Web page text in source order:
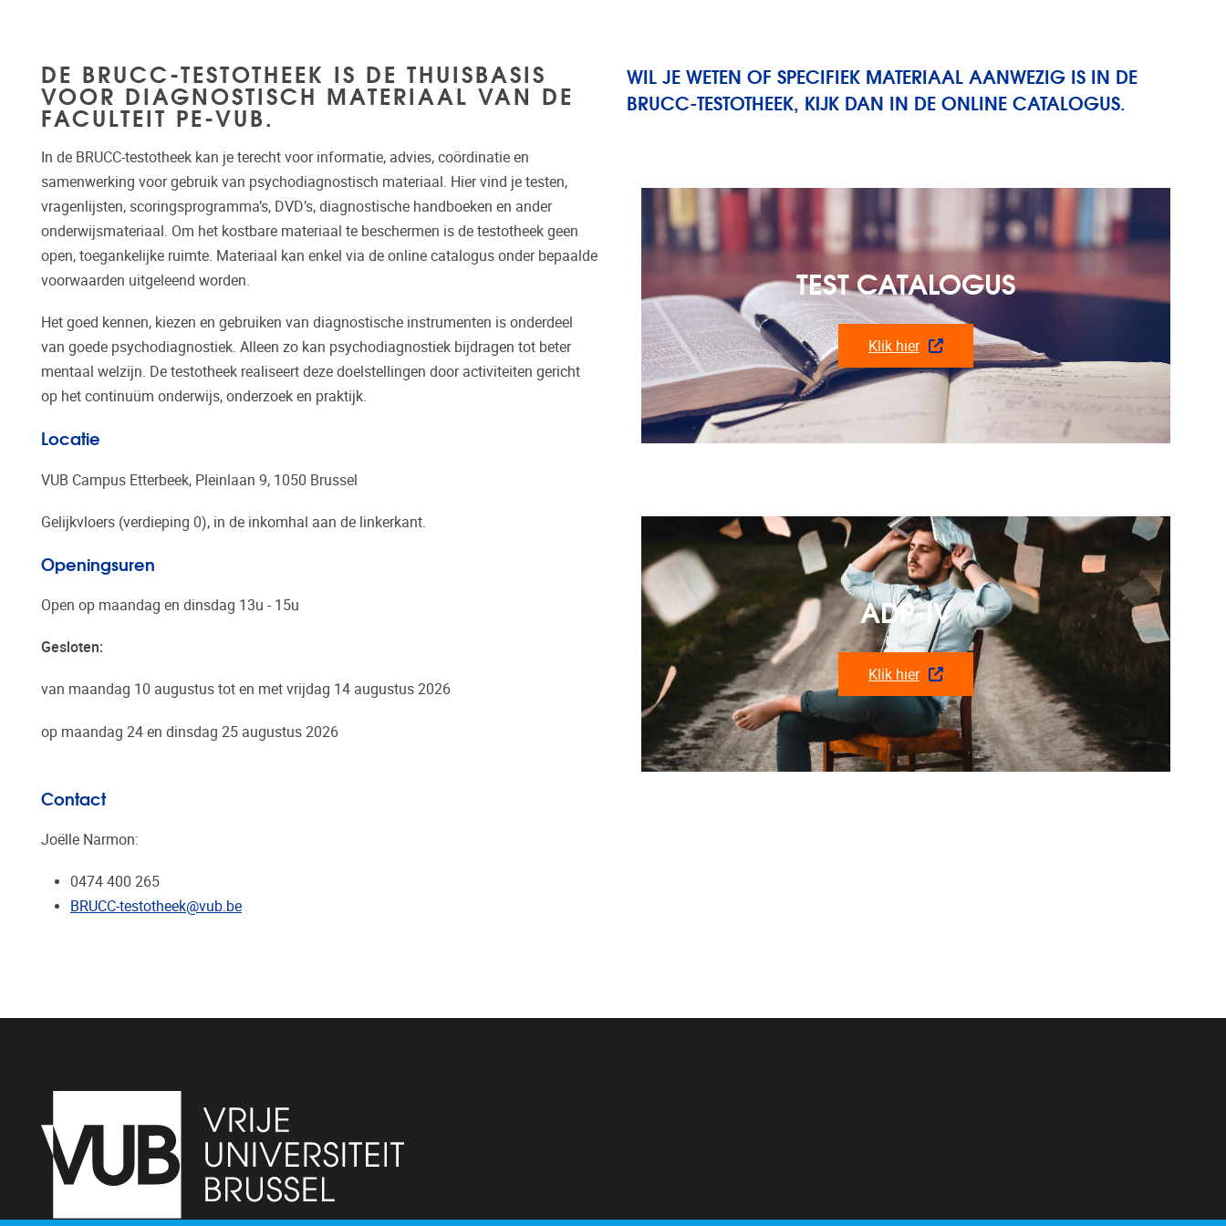
DE BRUCC-TESTOTHEEK IS DE THUISBASIS
VOOR DIAGNOSTISCH MATERIAAL VAN DE
FACULTEIT PE-VUB.
In de BRUCC-testotheek kan je terecht voor informatie, advies, coördinatie en
samenwerking voor gebruik van psychodiagnostisch materiaal. Hier vind je testen,
vragenlijsten, scoringsprogramma’s, DVD’s, diagnostische handboeken en ander
onderwijsmateriaal. Om het kostbare materiaal te beschermen is de testotheek geen
open, toegankelijke ruimte. Materiaal kan enkel via de online catalogus onder bepaalde
voorwaarden uitgeleend worden.
Het goed kennen, kiezen en gebruiken van diagnostische instrumenten is onderdeel
van goede psychodiagnostiek. Alleen zo kan psychodiagnostiek bijdragen tot beter
mentaal welzijn. De testotheek realiseert deze doelstellingen door activiteiten gericht
op het continuüm onderwijs, onderzoek en praktijk.
Locatie
VUB Campus Etterbeek, Pleinlaan 9, 1050 Brussel
Gelijkvloers (verdieping 0), in de inkomhal aan de linkerkant.
Openingsuren
Open op maandag en dinsdag 13u - 15u
Gesloten:
van maandag 10 augustus tot en met vrijdag 14 augustus 2026
op maandag 24 en dinsdag 25 augustus 2026
Contact
Joëlle Narmon:
0474 400 265
BRUCC-testotheek@vub.be
WIL JE WETEN OF SPECIFIEK MATERIAAL AANWEZIG IS IN DE
BRUCC-TESTOTHEEK, KIJK DAN IN DE ONLINE CATALOGUS.
TEST CATALOGUS
Klik hier
ADP-IV
Klik hier